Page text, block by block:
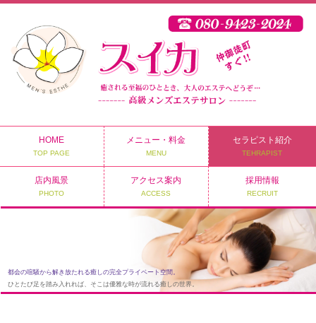
HOME
TOP PAGE
メニュー・料金
MENU
セラピスト紹介
TEHRAPIST
店内風景
PHOTO
アクセス案内
ACCESS
採用情報
RECRUIT
都会の喧騒から解き放たれる癒しの完全プライベート空間。
ひとたび足を踏み入れれば、そこは優雅な時が流れる癒しの世界。